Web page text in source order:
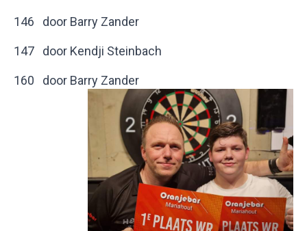
146 door Barry Zander
147 door Kendji Steinbach
160 door Barry Zander